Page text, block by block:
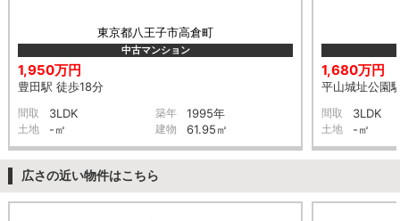
東京都八王子市高倉町
中古マンション
1,950万円
豊田駅 徒歩18分
間取 3LDK 築年 1995年
土地 -㎡ 建物 61.95㎡
1,680万円
平山城址公園
間取 3LDK
土地 -㎡
広さの近い物件はこちら